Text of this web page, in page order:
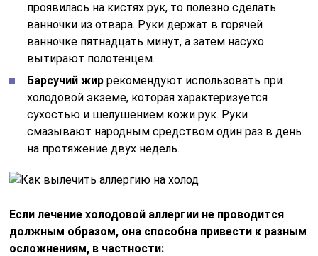
проявилась на кистях рук, то полезно сделать
ванночки из отвара. Руки держат в горячей
ванночке пятнадцать минут, а затем насухо
вытирают полотенцем.
Барсучий жир рекомендуют использовать при
холодовой экземе, которая характеризуется
сухостью и шелушением кожи рук. Руки
смазывают народным средством один раз в день
на протяжение двух недель.
Если лечение холодовой аллергии не проводится
должным образом, она способна привести к разным
осложнениям, в частности: